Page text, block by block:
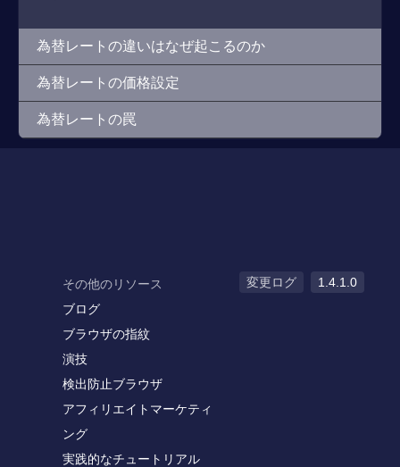
為替レートの違いはなぜ起こるのか
為替レートの価格設定
為替レートの罠
その他のリソース
ブログ
ブラウザの指紋
演技
検出防止ブラウザ
アフィリエイトマーケティ
ング
実践的なチュートリアル
変更ログ 1.4.1.0